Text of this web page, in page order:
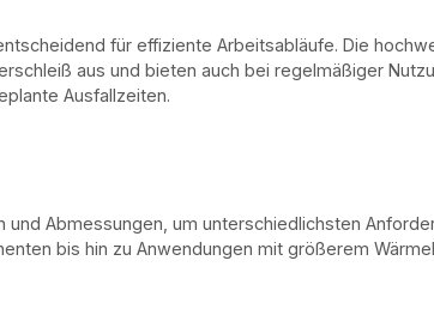
für effiziente Arbeitsabläufe. Die
aus und bieten auch bei regelmäßiger
Ausfallzeiten.
Abmessungen, um unterschiedlichsten
bis hin zu Anwendungen mit größerem